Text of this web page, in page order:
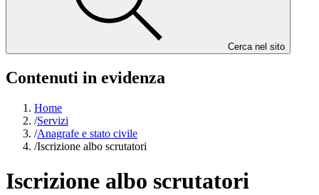
Cerca nel sito
Contenuti in evidenza
Home
/Servizi
/Anagrafe e stato civile
/Iscrizione albo scrutatori
Iscrizione albo scrutatori